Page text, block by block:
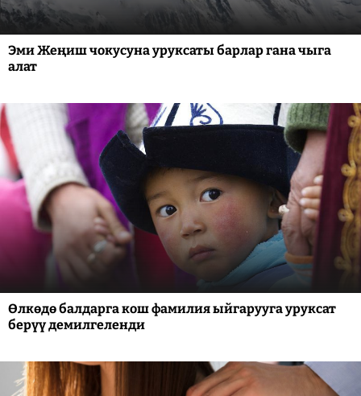
Эми Жеңиш чокусуна уруксаты барлар гана чыга
алат
Өлкөдө балдарга кош фамилия ыйгарууга уруксат
берүү демилгеленди